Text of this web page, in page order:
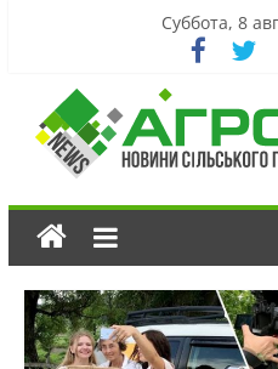
Суббота, 8